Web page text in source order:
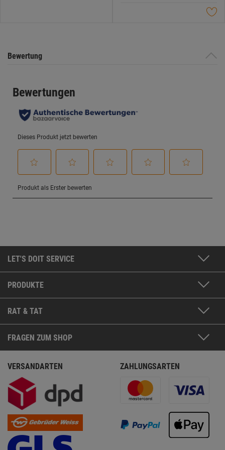
Bewertung
LET'S DOIT SERVICE
PRODUKTE
RAT & TAT
FRAGEN ZUM SHOP
VERSANDARTEN ZAHLUNGSARTEN